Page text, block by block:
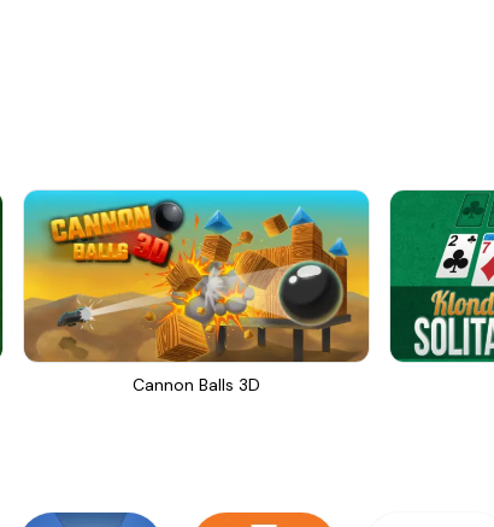
Cannon Balls 3D